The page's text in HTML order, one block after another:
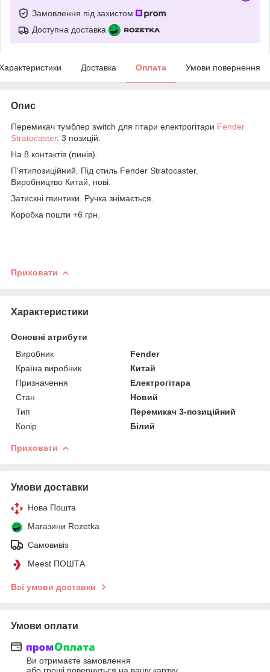
Замовлення під захистом
Доступна доставка
Доставка Оплата Умови повернення
Опис
Перемикач тумблер switch для гітари електрогітари Fender
Stratocaster. 3 позицій.
На 8 контактів (пинів).
П'ятипозиційний. Під стиль Fender Stratocaster.
Виробництво Китай, нові.
Затискні гвинтики. Ручка знімається.
Коробка пошти +6 грн.
Приховати
Характеристики
Основні атрибути
Виробник
Fender
Країна виробник
Китай
Призначення
Електрогітара
Стан
Новий
Тип
Перемикач 3-позиційний
Колір
Білий
Приховати
Умови доставки
Нова Пошта
Магазини Rozetka
Самовивіз
Meest ПОШТА
Всі умови доставки
Умови оплати
Ви отримаєте замовлення